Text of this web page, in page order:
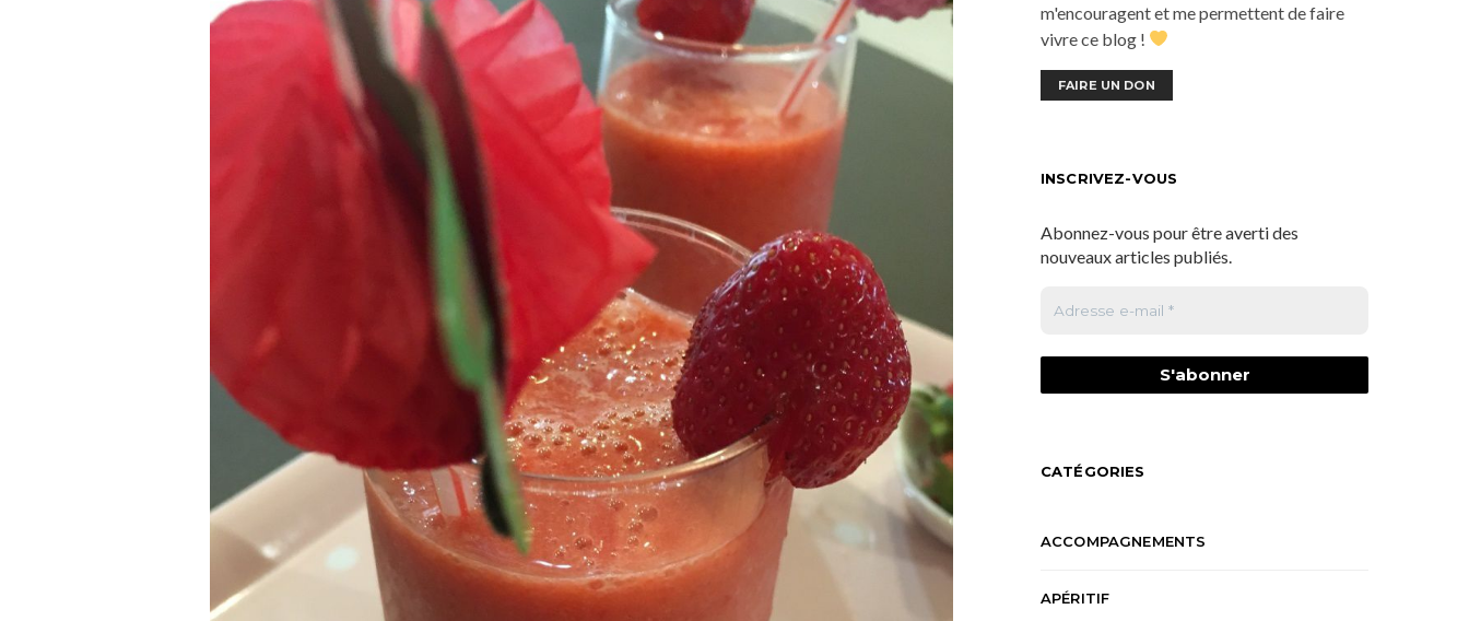
m'encouragent et me permettent de faire
vivre ce blog !
FAIRE UN DON
INSCRIVEZ-VOUS
Abonnez-vous pour être averti des
nouveaux articles publiés.
CATÉGORIES
ACCOMPAGNEMENTS
APÉRITIF